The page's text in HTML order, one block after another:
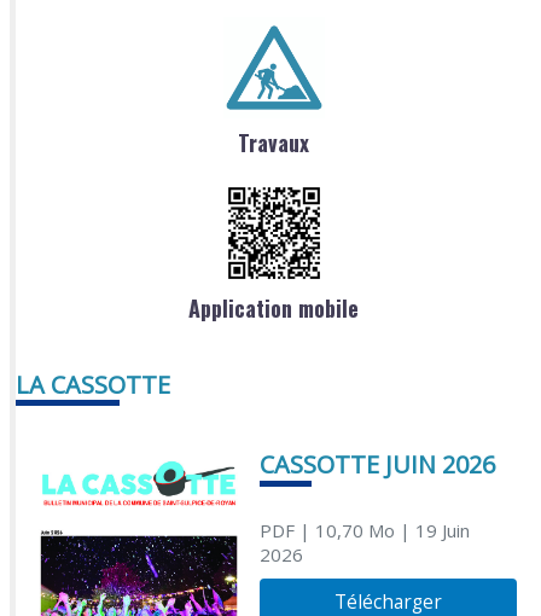
Travaux
Application mobile
LA CASSOTTE
CASSOTTE JUIN 2026
PDF| 10,70 Mo | 19 Juin
2026
Télécharger